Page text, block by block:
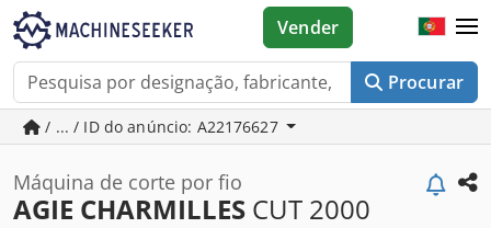
Procurar
Vender
/ ... / ID do anúncio: A22176627
Máquina de corte por fio
AGIE CHARMILLES CUT 2000